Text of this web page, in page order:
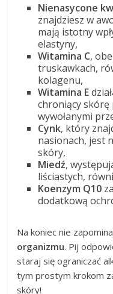
Nienasycone
znajdziesz w
mają istotny
elastyny,
Witamina C,
truskawkach,
kolagenu,
Witamina E
chroniący skórę
wywołanymi
Cynk, który
nasionach, jest
skóry,
Miedź,
liściastych,
Koenzym Q10
dodatkową
Na koniec nie
organizmu. Pij
staraj się ograniczać
tym prostym krokom
skóry!